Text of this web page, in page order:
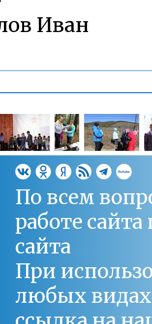
Иван
По всем
работе
сайта
При
любых